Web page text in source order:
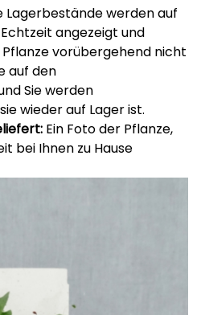
Lagerbestände werden auf
angezeigt und
vorübergehend nicht
auf den
Sie werden
wieder auf Lager ist.
Ein Foto der Pflanze,
bei Ihnen zu Hause